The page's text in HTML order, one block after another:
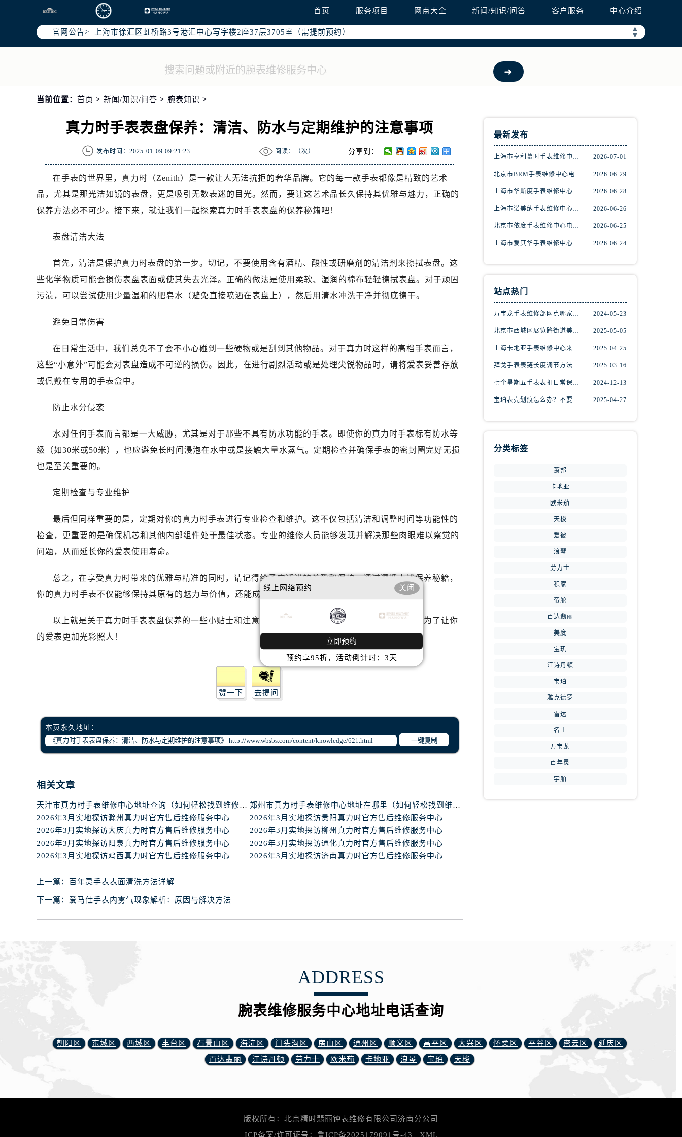
首页 服务项目 网点大全 新闻/知识/问答 客户服务 中心介绍
官网公告> ▲
▼
北京市朝阳区建国门外大街甲6号华熙国际中心写字楼D座11层1102室（需提前预约）
天津市和平区赤峰道136号天津国际金融中心写字楼26层2603室（需提前预约）
上海市徐汇区虹桥路3号港汇中心写字楼2座37层3705室（需提前预约）
上海市黄浦区南京东路299号宏伊国际广场写字楼8层806室（需提前预约）
常州市新北区龙锦路1590号现代传媒中心写字楼5号楼10层1008室（需提前预约）
扬州市邗江区国展路29号星耀天地写字楼1号楼18层1803室（需提前预约）
泰州市海陵区永定东路399号置地商务中心东塔写字楼（华润万象城）17层1706室（需提前预约）
宁波市江北区大闸南路500号来福士广场办公楼20层2009室（需提前预约）
金华市金东区东市南街777号金华万达广场写字楼4号楼22层2209室（需提前预约）
绍兴市越城区胜利东路379号世茂天际中心写字楼8层805室（需提前预约）
南昌市红谷滩新区红谷中大道998号绿地双子塔（中央广场）A1座办公楼14层07室（需提前预约）
济南市历下区经十路11111号华润中心写字楼（万象城）15层1508室（需提前预约）
广州市越秀区环市东路371-375号世界贸易中心大厦南塔写字楼15层07室（需提前预约）
深圳市罗湖区深南东路5001号华润大厦写字楼17层1701室（需提前预约）
厦门市思明区湖滨东路95号华润大厦写字楼B座11层1104室（需提前预约）
福州市鼓楼区五四路128-1号恒力城写字楼15层03室（需提前预约）
重庆市江北区观音桥步行街2号融恒时代广场写字楼9层902室（需提前预约）
长沙市芙蓉区定王台街道建湘路393号世茂环球金融中心写字楼（芙蓉广场）10层13室（需提前预约）
太原市迎泽区解放路15号亨得利名表服务中心（品牌授权店）3层整层（需提前预约）
沈阳市沈河区中街路137号亨得利名表服务中心（品牌授权店）1层整层（需提前预约）
乌鲁木齐市天山区红山路26号时代广场（CCMALL）C座17层17-B（需提前预约）
温州市鹿城区锦绣路1067号置信广场10层1015室（需提前预约）
大连市中山区人民路15号国际金融大厦7层G室（需提前预约）
佛山市禅城区季华五路57号万科金融中心C座12层1205室（需提前预约）
无锡市梁溪区人民中路139号恒隆广场写字楼1座11层1104室（需提前预约）
南通市崇川区工农路57号圆融广场写字楼16层1603室（需提前预约）
武汉市江汉区解放大道686号世界贸易大厦38层09室（需提前预约）
南宁市青秀区金湖路59号地王大厦12楼1224室（需提前预约）
合肥市蜀山区潜山路111号万象城华润大厦B座12楼03室（需提前预约）
泉州市丰泽区宝洲路729号浦西万达中心写字楼A座7楼709室（需提前预约）
青岛市南区山东路6号华润大厦B座22层04室（需提前预约）
长春市朝阳区西安大路727号中银大厦A座(旺进大厦)18层09室（需提前预约）
贵阳市南明区都司高架桥路33号亨特国际金融中心14楼14D（需提前预约）
昆明市盘龙区北京路928号同德昆明广场写字楼10层06室（需提前预约）
石家庄市长安区中山东路39号勒泰中心写字楼B座13层07室（需提前预约）
西安市碑林区南关正街88号华侨城长安国际中心E座6楼10室（需提前预约）
台州市椒江区东海大道1800号腾达中心东1幢20楼2002室（需提前预约）
内蒙古自治区呼和浩特市玉泉区大学西街70号华润万象城写字楼（鄂尔多斯大厦）23层2326室（需提前预约）
黑龙江省大庆市萨尔图区会战大街腕表网售后服务中心（需提前预约）
黑龙江省鹤岗市向阳区红军路腕表网售后服务中心（需提前预约）
黑龙江省黑河市爱辉区中央街腕表网售后服务中心（需提前预约）
黑龙江省鸡西市鸡冠区红军路腕表网售后服务中心（需提前预约）
黑龙江省佳木斯市向阳区长安路腕表网售后服务中心（需提前预约）
黑龙江省七台河市桃山区大同街腕表网售后服务中心（需提前预约）
黑龙江省齐齐哈尔市龙沙区龙华路腕表网售后服务中心（需提前预约）
吉林省白山市浑江区浑江大街腕表网售后服务中心（需提前预约）
吉林省吉林市船营区河南街腕表网售后服务中心（需提前预约）
吉林省辽源市龙山区人民大街腕表网售后服务中心（需提前预约）
吉林省梅河口市新华街道梅河大街腕表网售后服务中心（需提前预约）
吉林省松原市宁江区五环大街腕表网售后服务中心（需提前预约）
吉林省通化市东昌区环通乡江南大街腕表网售后服务中心（需提前预约）
辽宁省本溪市平山区胜利路腕表网售后服务中心（需提前预约）
当前位置： 首页 > 新闻/知识/问答 > 腕表知识 >
真力时手表表盘保养：清洁、防水与定期维护的注意事项
发布时间：2025-01-09 09:21:23 阅读：（次） 分享到：
在手表的世界里，真力时（Zenith）是一款让人无法抗拒的奢华品牌。它的每一款手表都像是精致的艺术
品，尤其是那光洁如镜的表盘，更是吸引无数表迷的目光。然而，要让这艺术品长久保持其优雅与魅力，正确的
保养方法必不可少。接下来，就让我们一起探索真力时手表表盘的保养秘籍吧！
表盘清洁大法
首先，清洁是保护真力时表盘的第一步。切记，不要使用含有酒精、酸性或研磨剂的清洁剂来擦拭表盘。这
些化学物质可能会损伤表盘表面或使其失去光泽。正确的做法是使用柔软、湿润的棉布轻轻擦拭表盘。对于顽固
污渍，可以尝试使用少量温和的肥皂水（避免直接喷洒在表盘上），然后用清水冲洗干净并彻底擦干。
避免日常伤害
在日常生活中，我们总免不了会不小心碰到一些硬物或是刮到其他物品。对于真力时这样的高档手表而言，
这些“小意外”可能会对表盘造成不可逆的损伤。因此，在进行剧烈活动或是处理尖锐物品时，请将爱表妥善存放
或佩戴在专用的手表盒中。
防止水分侵袭
水对任何手表而言都是一大威胁，尤其是对于那些不具有防水功能的手表。即使你的真力时手表标有防水等
级（如30米或50米），也应避免长时间浸泡在水中或是接触大量水蒸气。定期检查并确保手表的密封圈完好无损
也是至关重要的。
定期检查与专业维护
最后但同样重要的是，定期对你的真力时手表进行专业检查和维护。这不仅包括清洁和调整时间等功能性的
检查，更重要的是确保机芯和其他内部组件处于最佳状态。专业的维修人员能够发现并解决那些肉眼难以察觉的
问题，从而延长你的爱表使用寿命。
总之，在享受真力时带来的优雅与精准的同时，请记得给予它适当的关爱和保护。通过遵循上述保养秘籍，
你的真力时手表不仅能够保持其原有的魅力与价值，还能成为你生活中不可或缺的一部分。
以上就是关于真力时手表表盘保养的一些小贴士和注意事项。记住：每一滴汗水、每一次擦洗都是为了让你
的爱表更加光彩照人！
赞一下 去提问
本页永久地址：
一键复制
相关文章
天津市真力时手表维修中心地址查询（如何轻松找到维修点）
郑州市真力时手表维修中心地址在哪里（如何轻松找到维修点）
2026年3月实地探访滁州真力时官方售后维修服务中心
2026年3月实地探访贵阳真力时官方售后维修服务中心
2026年3月实地探访大庆真力时官方售后维修服务中心
2026年3月实地探访柳州真力时官方售后维修服务中心
2026年3月实地探访阳泉真力时官方售后维修服务中心
2026年3月实地探访通化真力时官方售后维修服务中心
2026年3月实地探访鸡西真力时官方售后维修服务中心
2026年3月实地探访济南真力时官方售后维修服务中心
上一篇： 百年灵手表表面清洗方法详解
下一篇： 爱马仕手表内雾气现象解析：原因与解决方法
最新发布
上海市亨利慕时手表维修中心电话（提供专业维修服务，确保您的手表焕然一新） 2026-07-01
北京市BRM手表维修中心电话（维修专家24小时在线，服务周到） 2026-06-29
上海市华斯度手表维修中心地址在哪里（寻找可靠维修服务不再难） 2026-06-28
上海市诺美纳手表维修中心地址在哪里（如何轻松找到它） 2026-06-26
北京市依度手表维修中心电话（提供专业维修服务，解决您的手表难题） 2026-06-25
上海市爱其华手表维修中心地址查询（如何轻松找到维修点） 2026-06-24
站点热门
万宝龙手表维修部网点哪家好(万宝龙手表售后维修服务专业、快捷、可靠的推荐) 2024-05-23
北京市西城区展览路街道美度手表维修点地址电话查询 2025-05-05
上海卡地亚手表维修中心来教你如何处理卡地亚手表走停的故障？ 2025-04-25
拜戈手表表链长度调节方法详解 2025-03-16
七个星期五手表表扣日常保养指南 2024-12-13
宝珀表壳划痕怎么办？不要慌，上海宝珀手表维修中心来帮忙 2025-04-27
分类标签
萧邦
卡地亚
欧米茄
天梭
爱彼
浪琴
劳力士
积家
帝舵
百达翡丽
美度
宝玑
江诗丹顿
宝珀
雅克德罗
雷达
名士
万宝龙
百年灵
宇舶
ADDRESS
腕表维修服务中心地址电话查询
朝阳区 东城区 西城区 丰台区 石景山区 海淀区 门头沟区 房山区 通州区 顺义区 昌平区 大兴区 怀柔区 平谷区 密云区
延庆区
百达翡丽
江诗丹顿 劳力士 欧米茄 卡地亚 浪琴 宝珀 天梭
版权所有：北京精时翡丽钟表维修有限公司济南分公司
ICP备案/许可证号： 鲁ICP备2025179091号-43 | XML
线上网络预约 关闭
立即预约
预约享95折，活动倒计时：3天